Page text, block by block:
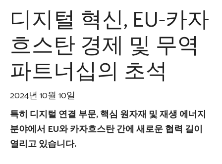
디지털 혁신, EU-카자
흐스탄 경제 및 무역
파트너십의 초석
2024년 10월 10일
특히 디지털 연결 부문, 핵심 원자재 및 재생 에너지
분야에서 EU와 카자흐스탄 간에 새로운 협력 길이
열리고 있습니다.